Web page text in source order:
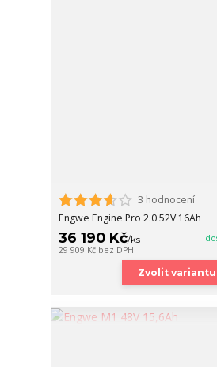
3 hodnocení
Engwe Engine Pro 2.0 52V 16Ah
36 190 Kč/ks
29 909 Kč bez DPH
Zvolit variantu